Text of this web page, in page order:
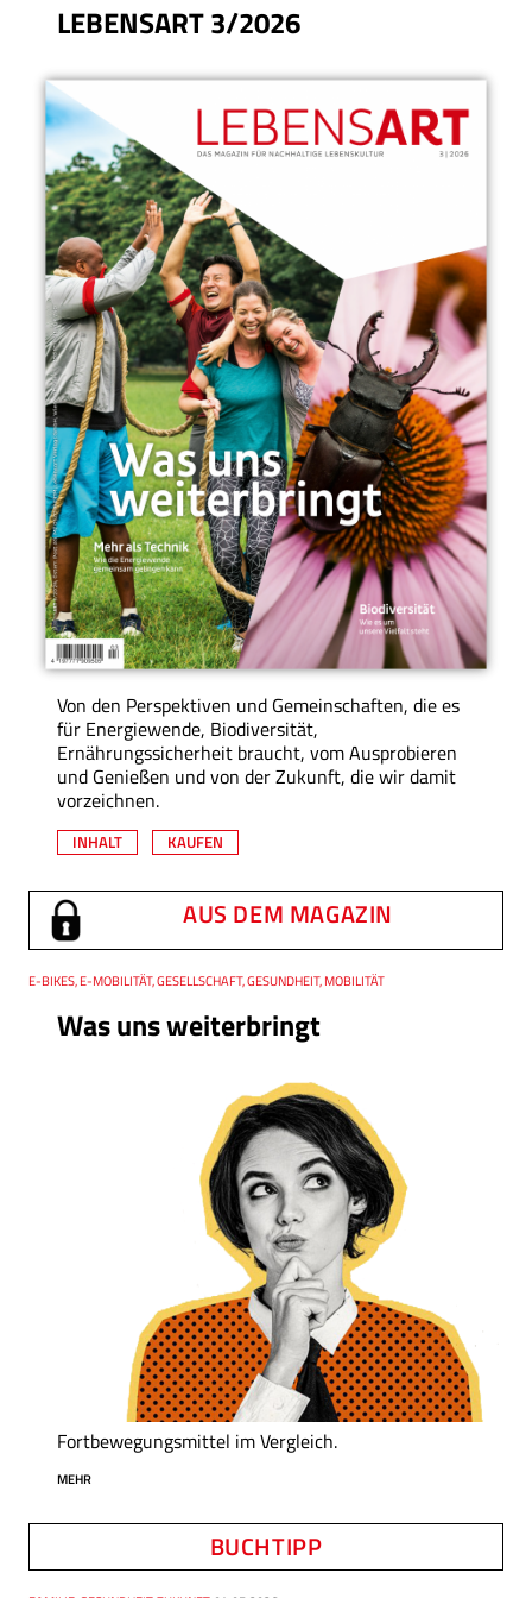
LEBENSART 3/2026
Von den Perspektiven und Gemeinschaften, die es
für Energiewende, Biodiversität,
Ernährungssicherheit braucht, vom Ausprobieren
und Genießen und von der Zukunft, die wir damit
vorzeichnen.
INHALT KAUFEN
AUS DEM MAGAZIN
Was uns weiterbringt
Thema
E-BIKES, E-MOBILITÄT, GESELLSCHAFT, GESUNDHEIT, MOBILITÄT
Fortbewegungsmittel im Vergleich.
MEHR
BUCHTIPP